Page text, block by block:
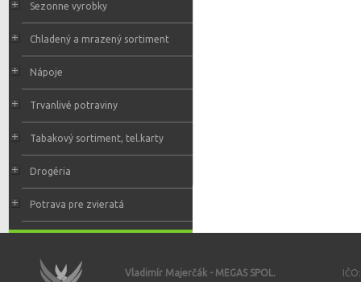
Sezonne vyrobky
Chladený a mrazený sortiment
Nápoje
Trvanlivé potraviny
Tabakový sortiment, tel.karty
Drogéria
Potrava pre zvieratá
Vladimír Majerčák - MEGAS SPOL.